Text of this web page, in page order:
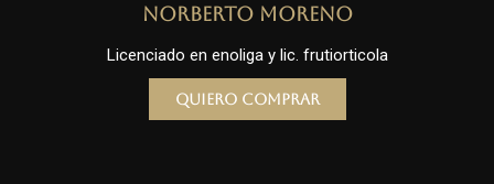
Norberto Moreno
Licenciado en enoliga y lic. frutiorticola
Quiero comprar